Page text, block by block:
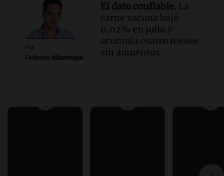
Por
Federico Albarenque
El dato confiable. La
carne vacuna bajó
0,02% en julio y
acumula cuatro meses
sin aumentos